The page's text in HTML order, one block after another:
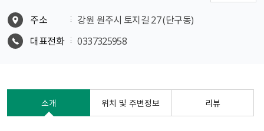
주소
강원 원주시 토지길 27 (단구동)
대표전화
0337325958
소개 위치 및 주변정보 리뷰